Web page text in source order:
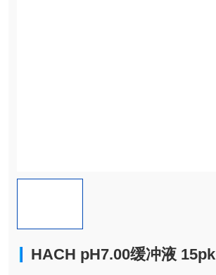
HACH pH7.00缓冲液 15pk